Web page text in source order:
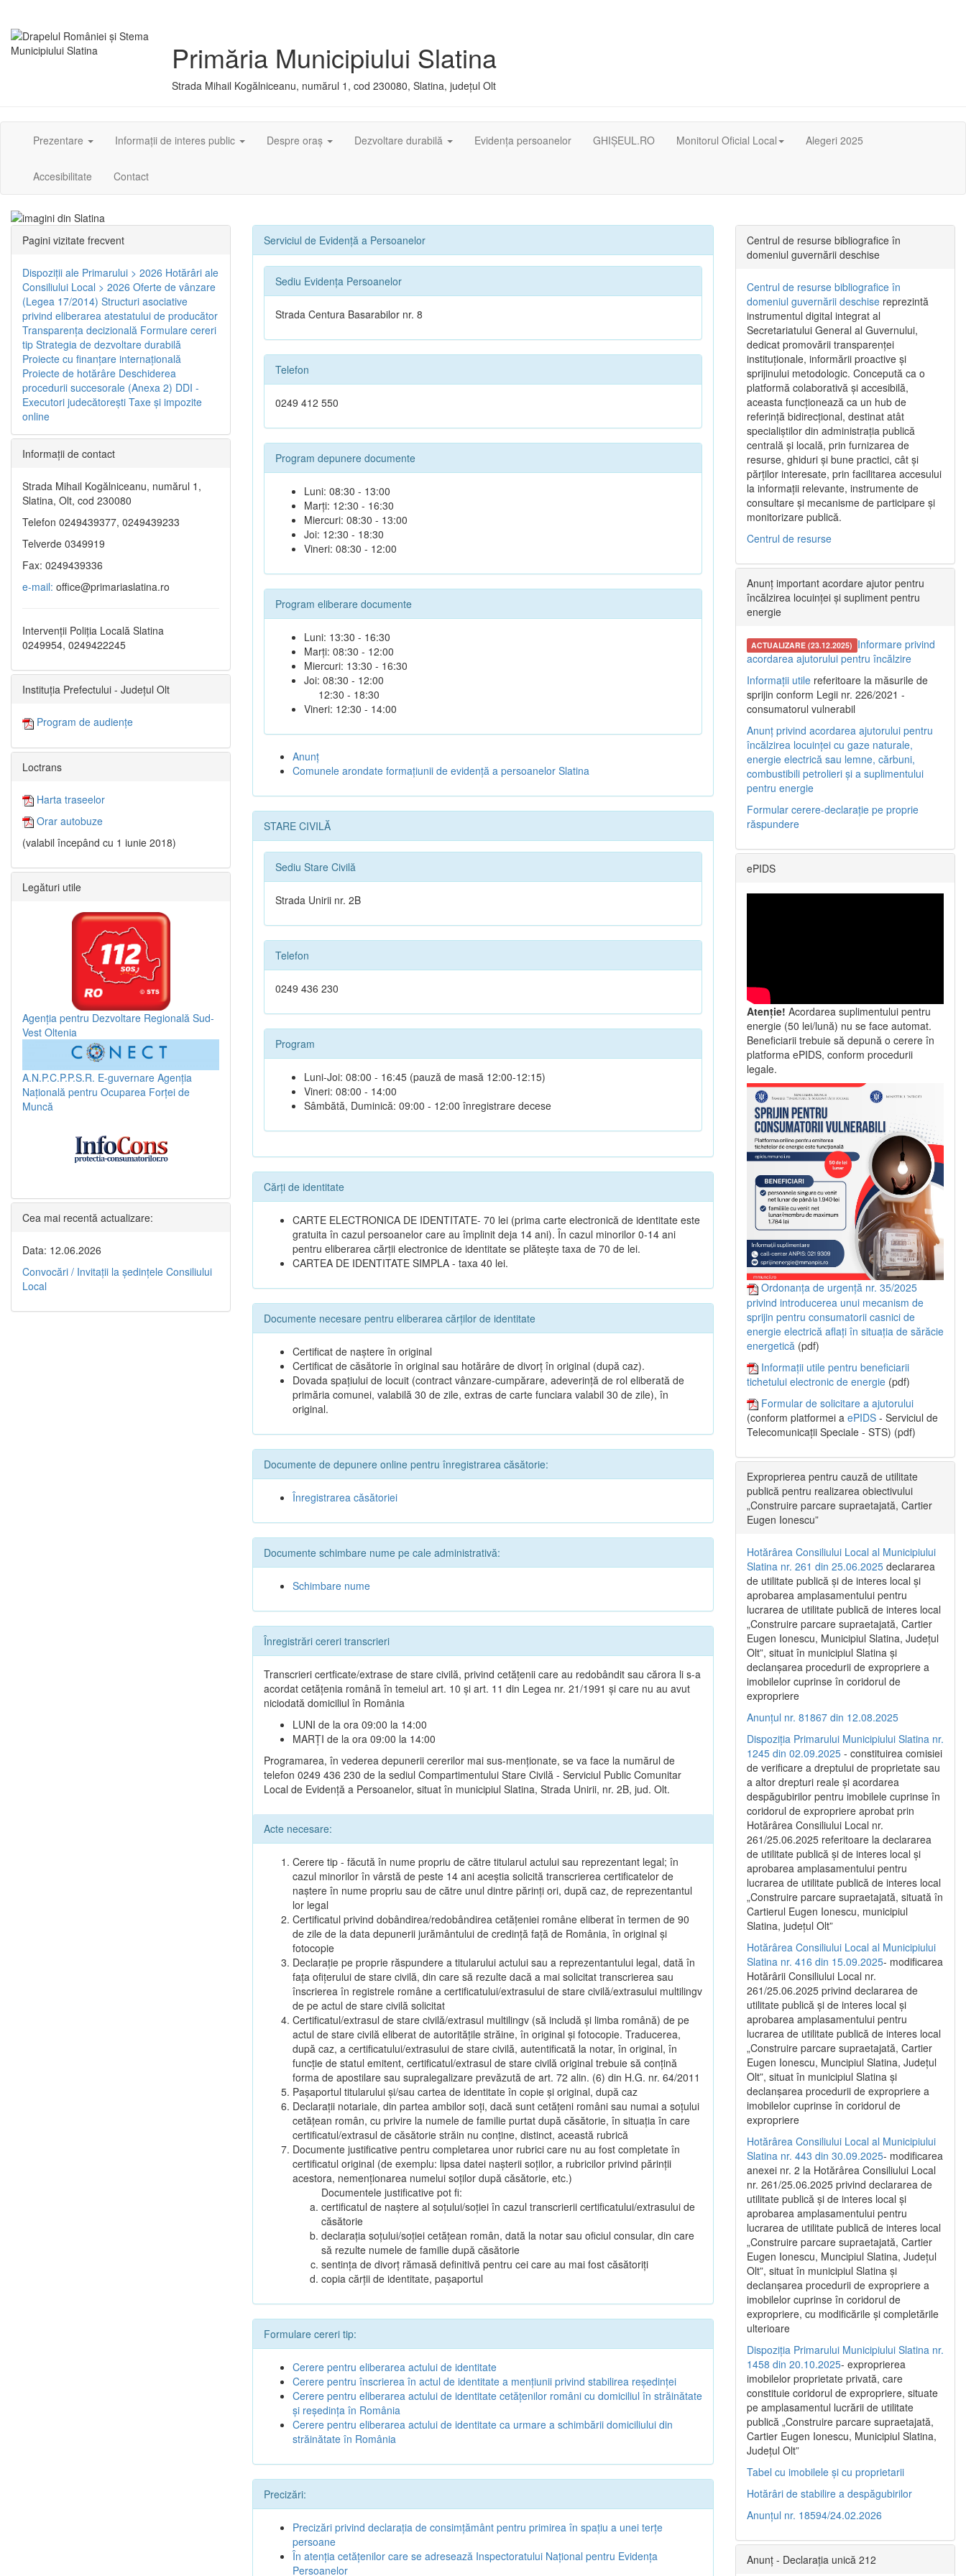
Primăria Municipiului Slatina
Strada Mihail Kogălniceanu, numărul 1, cod 230080, Slatina, județul Olt
Prezentare Informații de interes public Despre oraș Dezvoltare durabilă Evidența persoanelor GHIȘEUL.RO Monitorul Oficial Local Alegeri 2025
Accesibilitate Contact
Serviciul de Evidenţă a Persoanelor
Sediu Evidența Persoanelor
Strada Centura Basarabilor nr. 8
Telefon
0249 412 550
Program depunere documente
Luni: 08:30 - 13:00
Marți: 12:30 - 16:30
Miercuri: 08:30 - 13:00
Joi: 12:30 - 18:30
Vineri: 08:30 - 12:00
Program eliberare documente
Luni: 13:30 - 16:30
Marți: 08:30 - 12:00
Miercuri: 13:30 - 16:30
Joi: 08:30 - 12:00
12:30 - 18:30
Vineri: 12:30 - 14:00
Anunţ
Comunele arondate formaţiunii de evidenţă a persoanelor Slatina
STARE CIVILĂ
Sediu Stare Civilă
Strada Unirii nr. 2B
Telefon
0249 436 230
Program
Luni-Joi: 08:00 - 16:45 (pauză de masă 12:00-12:15)
Vineri: 08:00 - 14:00
Sâmbătă, Duminică: 09:00 - 12:00 înregistrare decese
Cărți de identitate
CARTE ELECTRONICA DE IDENTITATE- 70 lei (prima carte electronică de identitate este
gratuita în cazul persoanelor care au împlinit deja 14 ani). În cazul minorilor 0-14 ani
pentru eliberarea cărții electronice de identitate se plătește taxa de 70 de lei.
CARTEA DE IDENTITATE SIMPLA - taxa 40 lei.
Documente necesare pentru eliberarea cărților de identitate
Certificat de naștere în original
Certificat de căsătorie în original sau hotărâre de divorț în original (după caz).
Dovada spațiului de locuit (contract vânzare-cumpărare, adeverință de rol eliberată de
primăria comunei, valabilă 30 de zile, extras de carte funciara valabil 30 de zile), în
original.
Documente de depunere online pentru înregistrarea căsătorie:
Înregistrarea căsătoriei
Documente schimbare nume pe cale administrativă:
Schimbare nume
Înregistrări cereri transcrieri
Transcrieri certficate/extrase de stare civilă, privind cetățenii care au redobândit sau cărora li s-a
acordat cetățenia română în temeiul art. 10 și art. 11 din Legea nr. 21/1991 și care nu au avut
niciodată domiciliul în România
LUNI de la ora 09:00 la 14:00
MARȚI de la ora 09:00 la 14:00
Programarea, în vederea depunerii cererilor mai sus-menționate, se va face la numărul de
telefon 0249 436 230 de la sediul Compartimentului Stare Civilă - Serviciul Public Comunitar
Local de Evidență a Persoanelor, situat în municipiul Slatina, Strada Unirii, nr. 2B, jud. Olt.
Acte necesare:
Cerere tip - făcută în nume propriu de către titularul actului sau reprezentant legal; în
cazul minorilor în vârstă de peste 14 ani aceștia solicită transcrierea certificatelor de
naștere în nume propriu sau de către unul dintre părinți ori, după caz, de reprezentantul
lor legal
Certificatul privind dobândirea/redobândirea cetățeniei române eliberat în termen de 90
de zile de la data depunerii jurământului de credință față de România, în original și
fotocopie
Declarație pe proprie răspundere a titularului actului sau a reprezentantului legal, dată în
fața ofițerului de stare civilă, din care să rezulte dacă a mai solicitat transcrierea sau
înscrierea în registrele române a certificatului/extrasului de stare civilă/extrasului multilingv
de pe actul de stare civilă solicitat
Certificatul/extrasul de stare civilă/extrasul multilingv (să includă și limba română) de pe
actul de stare civilă eliberat de autoritățile străine, în original și fotocopie. Traducerea,
după caz, a certificatului/extrasului de stare civilă, autentificată la notar, în original, în
funcție de statul emitent, certificatul/extrasul de stare civilă original trebuie să conțină
forma de apostilare sau supralegalizare prevăzută de art. 72 alin. (6) din H.G. nr. 64/2011
Pașaportul titularului și/sau cartea de identitate în copie și original, după caz
Declarații notariale, din partea ambilor soți, dacă sunt cetățeni români sau numai a soțului
cetățean român, cu privire la numele de familie purtat după căsătorie, în situația în care
certificatul/extrasul de căsătorie străin nu conține, distinct, această rubrică
Documente justificative pentru completarea unor rubrici care nu au fost completate în
certificatul original (de exemplu: lipsa datei nașterii soților, a rubricilor privind părinții
acestora, nemenționarea numelui soților după căsătorie, etc.)
Documentele justificative pot fi:
certificatul de naștere al soțului/soției în cazul transcrierii certificatului/extrasului de
căsătorie
declarația soțului/soției cetățean român, dată la notar sau oficiul consular, din care
să rezulte numele de familie după căsătorie
sentința de divorț rămasă definitivă pentru cei care au mai fost căsătoriți
copia cărții de identitate, pașaportul
Formulare cereri tip:
Cerere pentru eliberarea actului de identitate
Cerere pentru înscrierea în actul de identitate a menţiunii privind stabilirea reşedinţei
Cerere pentru eliberarea actului de identitate cetăţenilor români cu domiciliul în străinătate
şi reşedinţa în România
Cerere pentru eliberarea actului de identitate ca urmare a schimbării domiciliului din
străinătate în România
Precizări:
Precizări privind declaraţia de consimţământ pentru primirea în spaţiu a unei terţe
persoane
În atenţia cetăţenilor care se adresează Inspectoratului Naţional pentru Evidenţa
Persoanelor
Pagini vizitate frecvent
Dispoziţii ale Primarului > 2026 Hotărâri ale
Consiliului Local > 2026 Oferte de vânzare
(Legea 17/2014) Structuri asociative
privind eliberarea atestatului de producător
Transparenţa decizională Formulare cereri
tip Strategia de dezvoltare durabilă
Proiecte cu finanţare internaţională
Proiecte de hotărâre Deschiderea
procedurii succesorale (Anexa 2) DDI -
Executori judecătorești Taxe şi impozite
online
Informaţii de contact
Strada Mihail Kogălniceanu, numărul 1,
Slatina, Olt, cod 230080
Telefon 0249439377, 0249439233
Telverde 0349919
Fax: 0249439336
e-mail: office@primariaslatina.ro
Intervenții Poliția Locală Slatina
0249954, 0249422245
Instituția Prefectului - Județul Olt
Program de audiențe
Loctrans
Harta traseelor
Orar autobuze
(valabil începând cu 1 iunie 2018)
Legături utile
Agenția pentru Dezvoltare Regională Sud-
Vest Oltenia
A.N.P.C.P.P.S.R. E-guvernare Agenția
Națională pentru Ocuparea Forței de
Muncă
Cea mai recentă actualizare:
Data: 12.06.2026
Convocări / Invitaţii la şedinţele Consiliului
Local
Centrul de resurse bibliografice în
domeniul guvernării deschise
Centrul de resurse bibliografice în
domeniul guvernării deschise reprezintă
instrumentul digital integrat al
Secretariatului General al Guvernului,
dedicat promovării transparenței
instituționale, informării proactive și
sprijinului metodologic. Concepută ca o
platformă colaborativă și accesibilă,
aceasta funcționează ca un hub de
referință bidirecțional, destinat atât
specialiștilor din administrația publică
centrală și locală, prin furnizarea de
resurse, ghiduri și bune practici, cât și
părților interesate, prin facilitarea accesului
la informații relevante, instrumente de
consultare și mecanisme de participare și
monitorizare publică.
Centrul de resurse
Anunț important acordare ajutor pentru
încălzirea locuinței și supliment pentru
energie
ACTUALIZARE (23.12.2025) Informare privind
acordarea ajutorului pentru încălzire
Informații utile referitoare la măsurile de
sprijin conform Legii nr. 226/2021 -
consumatorul vulnerabil
Anunț privind acordarea ajutorului pentru
încălzirea locuinței cu gaze naturale,
energie electrică sau lemne, cărbuni,
combustibili petrolieri și a suplimentului
pentru energie
Formular cerere-declarație pe proprie
răspundere
ePIDS
Atenție! Acordarea suplimentului pentru
energie (50 lei/lună) nu se face automat.
Beneficiarii trebuie să depună o cerere în
platforma ePIDS, conform procedurii
legale.
Ordonanța de urgență nr. 35/2025
privind introducerea unui mecanism de
sprijin pentru consumatorii casnici de
energie electrică aflați în situația de sărăcie
energetică (pdf)
Informații utile pentru beneficiarii
tichetului electronic de energie (pdf)
Formular de solicitare a ajutorului
(conform platformei a ePIDS - Serviciul de
Telecomunicații Speciale - STS) (pdf)
Exproprierea pentru cauză de utilitate
publică pentru realizarea obiectivului
„Construire parcare supraetajată, Cartier
Eugen Ionescu”
Hotărârea Consiliului Local al Municipiului
Slatina nr. 261 din 25.06.2025 declararea
de utilitate publică și de interes local și
aprobarea amplasamentului pentru
lucrarea de utilitate publică de interes local
„Construire parcare supraetajată, Cartier
Eugen Ionescu, Municipiul Slatina, Județul
Olt”, situat în municipiul Slatina și
declanșarea procedurii de expropriere a
imobilelor cuprinse în coridorul de
expropriere
Anunțul nr. 81867 din 12.08.2025
Dispoziția Primarului Municipiului Slatina nr.
1245 din 02.09.2025 - constituirea comisiei
de verificare a dreptului de proprietate sau
a altor drepturi reale și acordarea
despăgubirilor pentru imobilele cuprinse în
coridorul de expropriere aprobat prin
Hotărârea Consiliului Local nr.
261/25.06.2025 referitoare la declararea
de utilitate publică și de interes local și
aprobarea amplasamentului pentru
lucrarea de utilitate publică de interes local
„Construire parcare supraetajată, situată în
Cartierul Eugen Ionescu, municipiul
Slatina, județul Olt”
Hotărârea Consiliului Local al Municipiului
Slatina nr. 416 din 15.09.2025- modificarea
Hotărârii Consiliului Local nr.
261/25.06.2025 privind declararea de
utilitate publică și de interes local și
aprobarea amplasamentului pentru
lucrarea de utilitate publică de interes local
„Construire parcare supraetajată, Cartier
Eugen Ionescu, Muncipiul Slatina, Județul
Olt”, situat în municipiul Slatina și
declanșarea procedurii de expropriere a
imobilelor cuprinse în coridorul de
expropriere
Hotărârea Consiliului Local al Municipiului
Slatina nr. 443 din 30.09.2025- modificarea
anexei nr. 2 la Hotărârea Consiliului Local
nr. 261/25.06.2025 privind declararea de
utilitate publică şi de interes local şi
aprobarea amplasamentului pentru
lucrarea de utilitate publică de interes local
„Construire parcare supraetajată, Cartier
Eugen Ionescu, Muncipiul Slatina, Judeţul
Olt”, situat în municipiul Slatina şi
declanşarea procedurii de expropriere a
imobilelor cuprinse în coridorul de
expropriere, cu modificările şi completările
ulterioare
Dispoziția Primarului Municipiului Slatina nr.
1458 din 20.10.2025- exproprierea
imobilelor proprietate privată, care
constituie coridorul de expropriere, situate
pe amplasamentul lucrării de utilitate
publică „Construire parcare supraetajată,
Cartier Eugen Ionescu, Municipiul Slatina,
Județul Olt”
Tabel cu imobilele și cu proprietarii
Hotărâri de stabilire a despăgubirilor
Anunțul nr. 18594/24.02.2026
Anunț - Declarația unică 212